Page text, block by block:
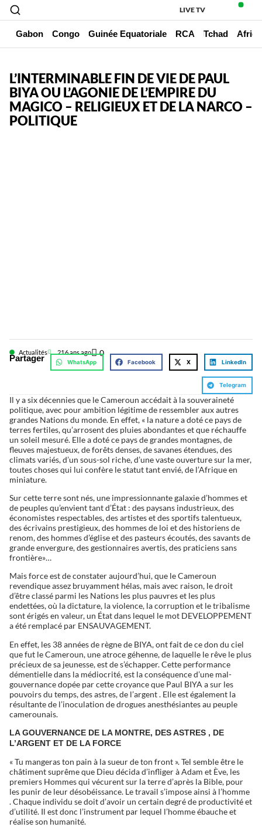
LIVE TV
Gabon Congo Guinée Equatoriale RCA Tchad
L’INTERMINABLE FIN DE VIE DE PAUL
BIYA OU L’AGONIE DE L’EMPIRE DU
MAGICO – RELIGIEUX ET DE LA NARCO –
POLITIQUE
Actualités 216 ans ago 0
Partager WhatsApp Facebook X LinkedIn
Telegram
Il y a six décennies que le Cameroun accédait à la souveraineté
politique, avec pour ambition légitime de ressembler aux autres
grandes Nations du monde. En effet, « la nature a doté ce pays de
terres fertiles, qu’arrosent des pluies abondantes et que réchauffe
un soleil mesuré. Elle a doté ce pays de grandes montagnes, de
fleuves majestueux, de forêts denses, de savanes étendues, des
climats variés, d’un sous-sol riche, d’une vaste ouverture sur la mer,
toutes choses qui lui confère le statut tant envié, de l’Afrique en
miniature.
Sur cette terre sont nés, une impressionnante galaxie d’hommes et
de peuples qu’envient tant d’État : des paysans industrieux, des
économistes respectables, des artistes et des sportifs talentueux,
des écrivains prestigieux, des hommes de loi et des historiens de
renom, des hommes d’église et des pasteurs écoutés, des savants de
grande envergure, des gestionnaires avertis, des praticiens sans
frontière»…
Mais force est de constater aujourd’hui, que le Cameroun
revendique assez bruyamment hélas, mais avec raison, le droit
d’être classé parmi les Nations les plus pauvres et les plus
endettées, où la dictature, la violence, la corruption et le tribalisme
sont érigés en valeur, un État dans lequel le mot DEVELOPPEMENT
a été remplacé par ENSAUVAGEMENT.
En effet, les 38 années de règne de BIYA, ont fait de ce don du ciel
que fut le Cameroun, une atroce géhenne, de laquelle le rêve le plus
précieux de sa jeunesse, est de s’échapper. Cette performance
démentielle dans la médiocrité, est la conséquence d’une mal-
gouvernance dopée par cette croyance que Paul BIYA a sur les
pouvoirs du temps, des astres, de l’argent . Elle est également la
résultante de l’inoculation de drogues anesthésiantes au peuple
camerounais.
LA GOUVERNANCE DE LA MONTRE, DES ASTRES , DE
L’ARGENT ET DE LA FORCE
« Tu mangeras ton pain à la sueur de ton front ». Tel semble être le
châtiment suprême que Dieu décida d’infliger à Adam et Ève, les
premiers Hommes qui vécurent sur la terre d’après la Bible, pour
les punir de leur désobéissance. Le travail s’impose ainsi à l’homme
. Chaque individu se doit d’avoir un certain degré de productivité et
d’utilité. Il est donc l’instrument par lequel l’homme ébauche et
réalise son humanité.